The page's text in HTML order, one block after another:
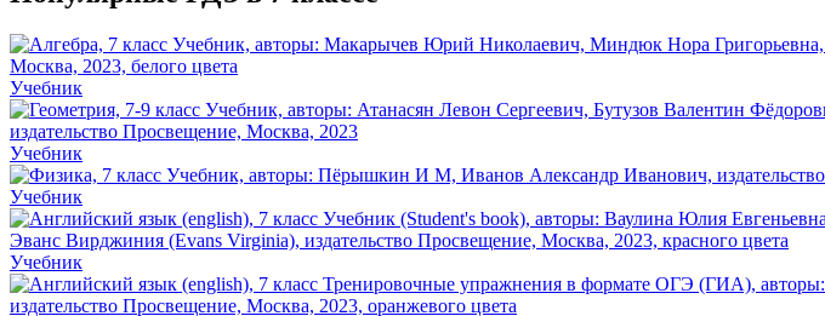
Учебник
Учебник
Учебник
Учебник